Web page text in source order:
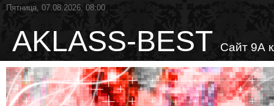
Пятница, 07.08.2026, 08:00
AKLASS-BEST Сайт 9А